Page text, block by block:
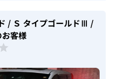
/ Ｓ タイプゴールドⅢ /
客様